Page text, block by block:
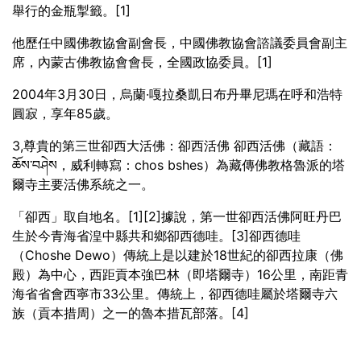
舉行的金瓶掣籤。[1]
他歷任中國佛教協會副會長，中國佛教協會諮議委員會副主
席，內蒙古佛教協會會長，全國政協委員。[1]
2004年3月30日，烏蘭·嘎拉桑凱日布丹畢尼瑪在呼和浩特
圓寂，享年85歲。
3,尊貴的第三世卻西大活佛：卻西活佛 卻西活佛（藏語：
ཆོས་བཤེས，威利轉寫：chos bshes）為藏傳佛教格魯派的塔
爾寺主要活佛系統之一。
「卻西」取自地名。[1][2]據說，第一世卻西活佛阿旺丹巴
生於今青海省湟中縣共和鄉卻西德哇。[3]卻西德哇
（Choshe Dewo）傳統上是以建於18世紀的卻西拉康（佛
殿）為中心，西距貢本強巴林（即塔爾寺）16公里，南距青
海省省會西寧市33公里。傳統上，卻西德哇屬於塔爾寺六
族（貢本措周）之一的魯本措瓦部落。[4]